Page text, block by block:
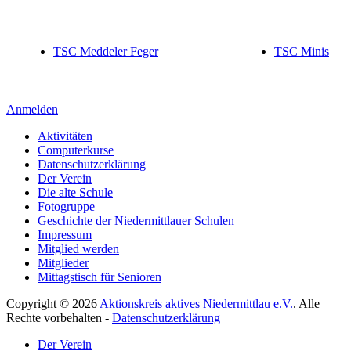
TSC Meddeler Feger TSC Minis
Anmelden
Aktivitäten
Computerkurse
Datenschutzerklärung
Der Verein
Die alte Schule
Fotogruppe
Geschichte der Niedermittlauer Schulen
Impressum
Mitglied werden
Mitglieder
Mittagstisch für Senioren
Copyright © 2026 Aktionskreis aktives Niedermittlau e.V.. Alle
Rechte vorbehalten - Datenschutzerklärung
scrollenDer Verein